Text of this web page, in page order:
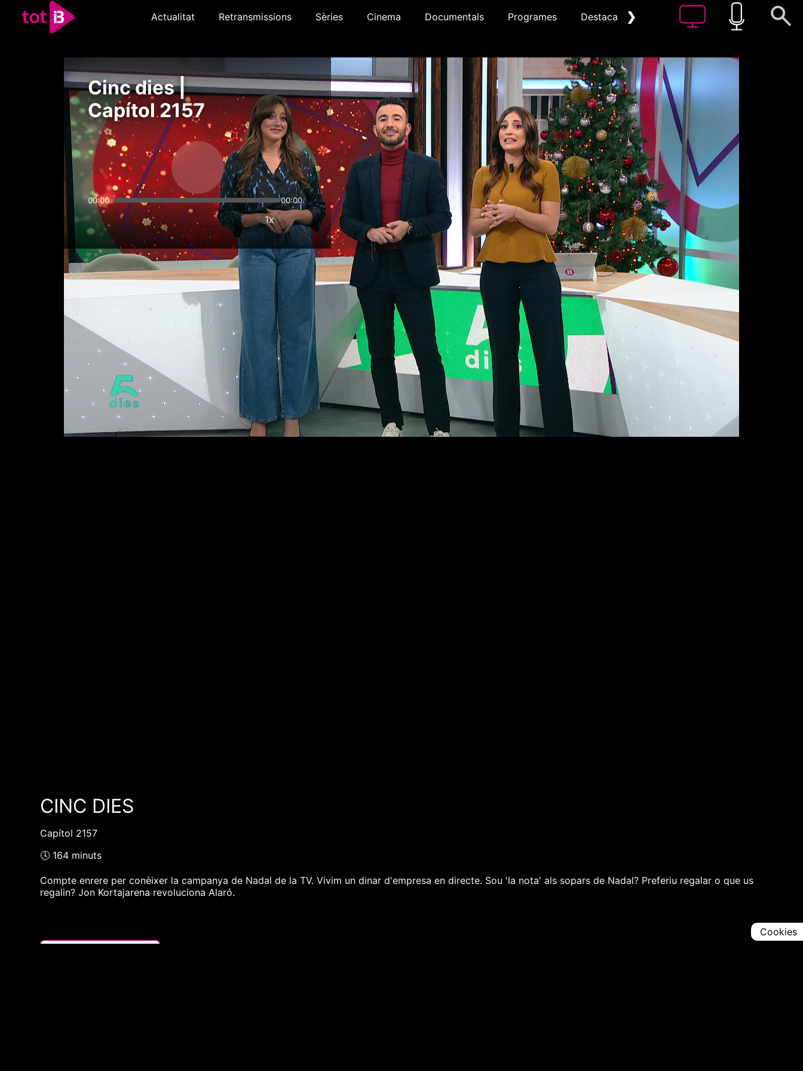
Actualitat Retransmissions Sèries Cinema Documentals Programes Destacat ❯
Cinc dies |
Capítol 2157
00:00 00:00
1x
CINC DIES
Capítol 2157
🕓 164 minuts
Compte enrere per conèixer la campanya de Nadal de la TV. Vivim un dinar d'empresa en directe. Sou 'la nota' als sopars de Nadal? Preferiu regalar o que us
regalin? Jon Kortajarena revoluciona Alaró.
Cookies